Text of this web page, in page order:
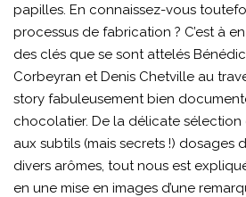
papilles. En connaissez-vous
processus de fabrication ? C’est à
des clés que se sont attelés
Corbeyran et Denis Chetville au
story fabuleusement bien
chocolatier. De la délicate
aux subtils (mais secrets !) dosages
divers arômes, tout nous est
en une mise en images d’une